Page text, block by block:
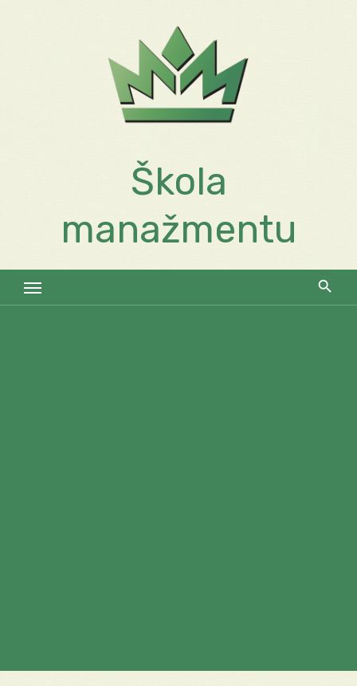
Škola
manažmentu